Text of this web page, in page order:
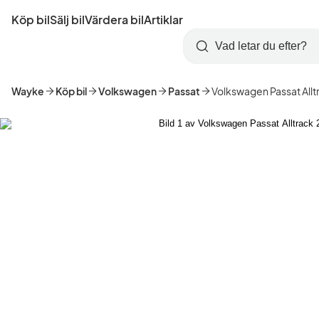
till
Startsida
Köp bilSälj bilVärdera bilArtiklar
Skapa
konto
Logga
in
Sök
Wayke Köp bil Volkswagen Passat Volkswagen Passat